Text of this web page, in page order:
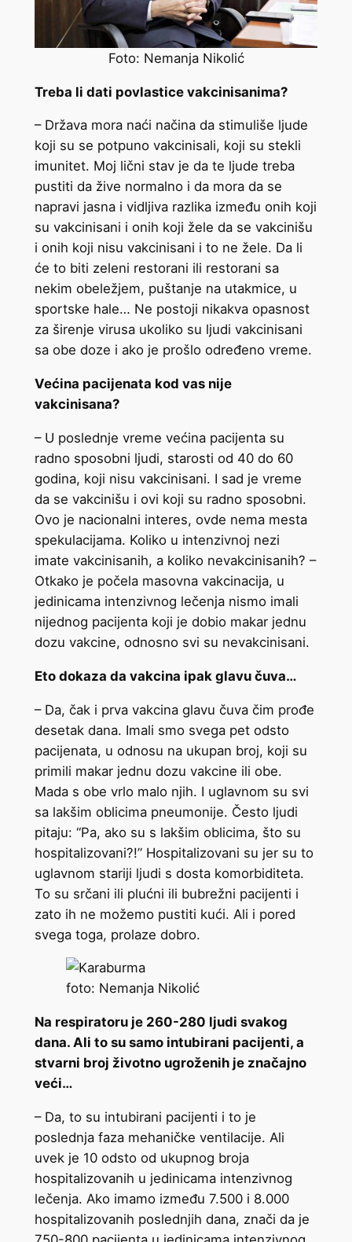
Foto: Nemanja Nikolić
Treba li dati povlastice vakcinisanima?
– Država mora naći načina da stimuliše ljude
koji su se potpuno vakcinisali, koji su stekli
imunitet. Moj lični stav je da te ljude treba
pustiti da žive normalno i da mora da se
napravi jasna i vidljiva razlika između onih koji
su vakcinisani i onih koji žele da se vakcinišu
i onih koji nisu vakcinisani i to ne žele. Da li
će to biti zeleni restorani ili restorani sa
nekim obeležjem, puštanje na utakmice, u
sportske hale… Ne postoji nikakva opasnost
za širenje virusa ukoliko su ljudi vakcinisani
sa obe doze i ako je prošlo određeno vreme.
Većina pacijenata kod vas nije
vakcinisana?
– U poslednje vreme većina pacijenta su
radno sposobni ljudi, starosti od 40 do 60
godina, koji nisu vakcinisani. I sad je vreme
da se vakcinišu i ovi koji su radno sposobni.
Ovo je nacionalni interes, ovde nema mesta
spekulacijama. Koliko u intenzivnoj nezi
imate vakcinisanih, a koliko nevakcinisanih? –
Otkako je počela masovna vakcinacija, u
jedinicama intenzivnog lečenja nismo imali
nijednog pacijenta koji je dobio makar jednu
dozu vakcine, odnosno svi su nevakcinisani.
Eto dokaza da vakcina ipak glavu čuva…
– Da, čak i prva vakcina glavu čuva čim prođe
desetak dana. Imali smo svega pet odsto
pacijenata, u odnosu na ukupan broj, koji su
primili makar jednu dozu vakcine ili obe.
Mada s obe vrlo malo njih. I uglavnom su svi
sa lakšim oblicima pneumonije. Često ljudi
pitaju: “Pa, ako su s lakšim oblicima, što su
hospitalizovani?!” Hospitalizovani su jer su to
uglavnom stariji ljudi s dosta komorbiditeta.
To su srčani ili plućni ili bubrežni pacijenti i
zato ih ne možemo pustiti kući. Ali i pored
svega toga, prolaze dobro.
foto: Nemanja Nikolić
Na respiratoru je 260-280 ljudi svakog
dana. Ali to su samo intubirani pacijenti, a
stvarni broj životno ugroženih je značajno
veći…
– Da, to su intubirani pacijenti i to je
poslednja faza mehaničke ventilacije. Ali
uvek je 10 odsto od ukupnog broja
hospitalizovanih u jedinicama intenzivnog
lečenja. Ako imamo između 7.500 i 8.000
hospitalizovanih poslednjih dana, znači da je